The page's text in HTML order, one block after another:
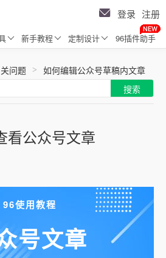
新手教程 定制设计 96插件助手
登录 注册
问题 >
如何编辑公众号草稿内文章
搜索
看公众号文章
96使用教程
号文章